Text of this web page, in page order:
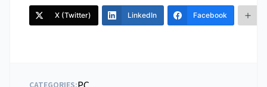
X (Twitter) LinkedIn Facebook
CATEGORIES: